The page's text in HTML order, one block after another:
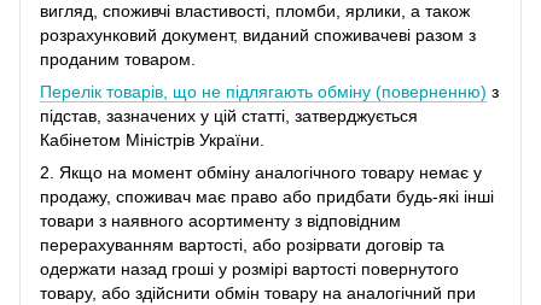
вигляд, споживчі властивості, пломби, ярлики, а також
розрахунковий документ, виданий споживачеві разом з
проданим товаром.
Перелік товарів, що не підлягають обміну (поверненню) з
підстав, зазначених у цій статті, затверджується
Кабінетом Міністрів України.
2. Якщо на момент обміну аналогічного товару немає у
продажу, споживач має право або придбати будь-які інші
товари з наявного асортименту з відповідним
перерахуванням вартості, або розірвати договір та
одержати назад гроші у розмірі вартості повернутого
товару, або здійснити обмін товару на аналогічний при